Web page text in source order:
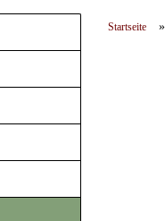
Startseite »